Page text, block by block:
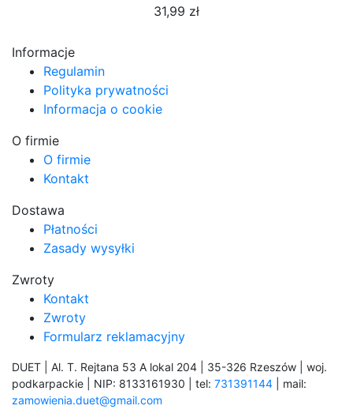
31,99 zł
Informacje
Regulamin
Polityka prywatności
Informacja o cookie
O firmie
O firmie
Kontakt
Dostawa
Płatności
Zasady wysyłki
Zwroty
Kontakt
Zwroty
Formularz reklamacyjny
DUET | Al. T. Rejtana 53 A lokal 204 | 35-326 Rzeszów | woj.
podkarpackie | NIP: 8133161930 | tel: 731391144 | mail:
zamowienia.duet@gmail.com